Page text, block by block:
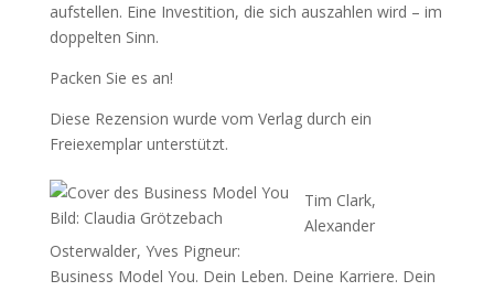
aufstellen. Eine Investition, die sich auszahlen wird – im
doppelten Sinn.
Packen Sie es an!
Diese Rezension wurde vom Verlag durch ein
Freiexemplar unterstützt.
Bild: Claudia Grötzebach
Tim Clark,
Alexander
Osterwalder, Yves Pigneur:
Business Model You. Dein Leben. Deine Karriere. Dein